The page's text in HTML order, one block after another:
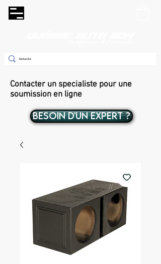
Contacter un specialiste pour une
soumission en ligne
BESOIN D'UN EXPERT ?